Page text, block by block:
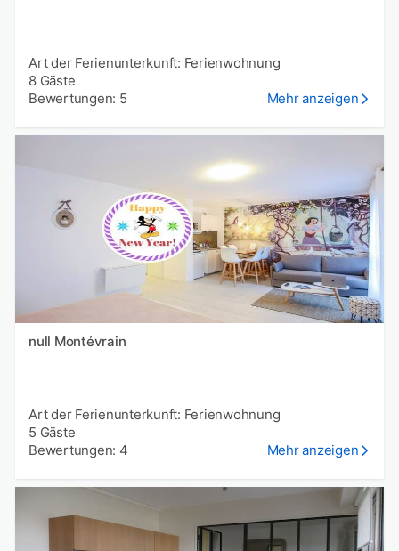
Art der Ferienunterkunft: Ferienwohnung
8 Gäste
Bewertungen: 5
Mehr anzeigen
null Montévrain
Art der Ferienunterkunft: Ferienwohnung
5 Gäste
Bewertungen: 4
Mehr anzeigen